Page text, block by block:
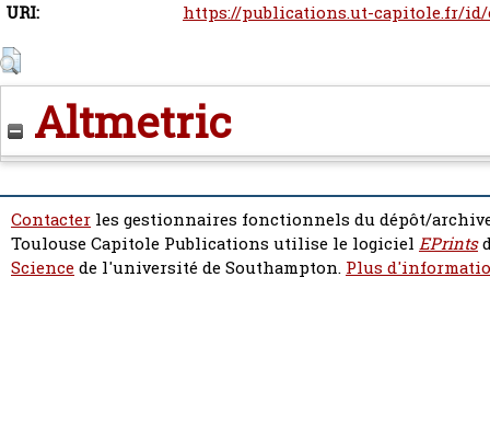
URI:
https://publications.ut-capitole.fr/
Altmetric
Contacter les gestionnaires fonctionnels du dépôt/
Toulouse Capitole Publications utilise le logiciel EPrints
Sciencede l'université de Southampton. Plus